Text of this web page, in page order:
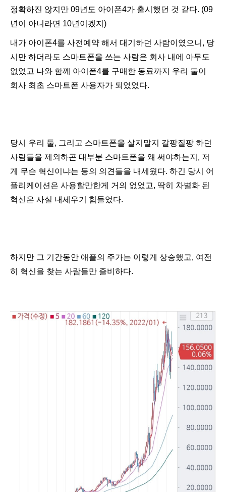
정확하진 않지만 09년도 아이폰4가 출시했던 것 같다. (09
년이 아니라면 10년이겠지)
내가 아이폰4를 사전예약 해서 대기하던 사람이였으니, 당
시만 하더라도 스마트폰을 쓰는 사람은 회사 내에 아무도
없었고 나와 함께 아이폰4를 구매한 동료까지 우리 둘이
회사 최초 스마트폰 사용자가 되었었다.
당시 우리 둘, 그리고 스마트폰을 살지말지 갈팡질팡 하던
사람들을 제외하곤 대부분 스마트폰을 왜 써야하는지, 저
게 무슨 혁신이냐는 등의 의견들을 내세웠다. 하긴 당시 어
플리케이션은 사용할만한게 거의 없었고, 딱히 차별화 된
혁신은 사실 내세우기 힘들었다.
하지만 그 기간동안 애플의 주가는 이렇게 상승했고, 여전
히 혁신을 찾는 사람들만 즐비하다.